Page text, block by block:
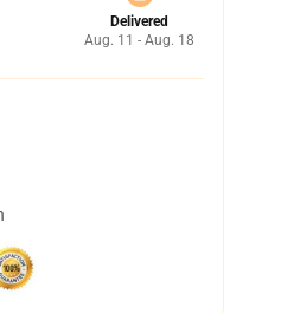
Delivered
Aug. 11 - Aug. 18